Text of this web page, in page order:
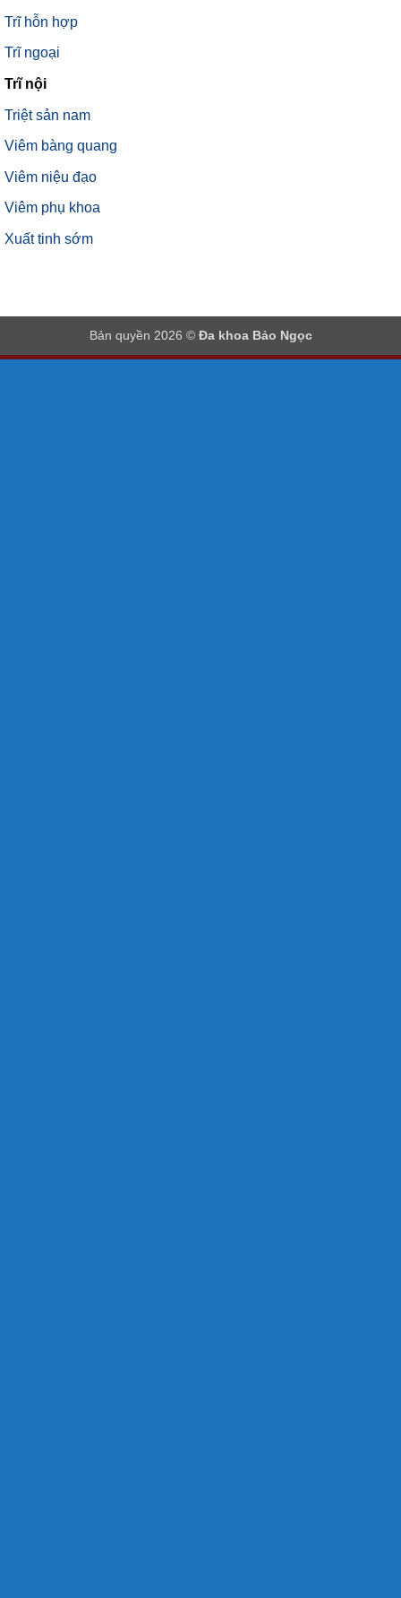
Trĩ hỗn hợp
Trĩ ngoại
Trĩ nội
Triệt sản nam
Viêm bàng quang
Viêm niệu đạo
Viêm phụ khoa
Xuất tinh sớm
Bản quyền 2026 © Đa khoa Bảo Ngọc